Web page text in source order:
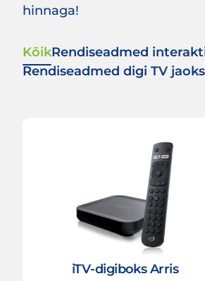
hinnaga!
KõikRendiseadmed
Rendiseadmed digi TV jaoks
iTV-digiboks Arris